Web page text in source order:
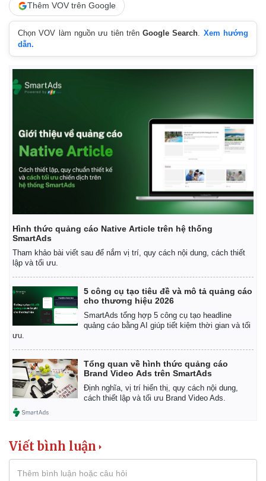
Tin nóng
Tư vấn luật
Vũ khí
Phân tích
Thêm VOV trên Google
Chọn VOV làm nguồn ưu tiên trênGoogle Search. Xem hướng
dẫn.
Hình thức quảng cáo Native Article trên hệ thống
SmartAds
Tham khảo bài viết sau để nắm vị trí, quy cách nội dung, cách thiết
lập và tối ưu.
5 công cụ tạo tiêu đề và mô tả quảng cáo
cho thương hiệu 2026
SmartAds tổng hợp 5 công cụ tạo headline
quảng cáo bằng AI giúp tiết kiệm thời gian và tối
ưu.
Tổng quan về hình thức quảng cáo
Brand Video Ads trên SmartAds
Định nghĩa, vị trí hiển thị, quy cách nội dung,
cách thiết lập và tối ưu Brand Video Ads.
Viết bình luận